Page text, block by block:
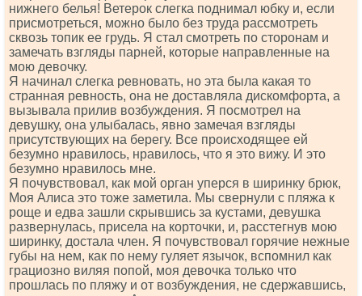
нижнего белья! Ветерок слегка поднимал юбку и, если
присмотреться, можно было без труда рассмотреть
сквозь топик ее грудь. Я стал смотреть по сторонам и
замечать взгляды парней, которые направленные на
мою девочку.
Я начинал слегка ревновать, но эта была какая то
странная ревность, она не доставляла дискомфорта, а
вызывала прилив возбуждения. Я посмотрел на
девушку, она улыбалась, явно замечая взгляды
присутствующих на берегу. Все происходящее ей
безумно нравилось, нравилось, что я это вижу. И это
безумно нравилось мне.
Я почувствовал, как мой орган уперся в ширинку брюк,
Моя Алиса это тоже заметила. Мы свернули с пляжа к
роще и едва зашли скрывшись за кустами, девушка
развернулась, присела на корточки, и, расстегнув мою
ширинку, достала член. Я почувствовал горячие нежные
губы на нем, как по нему гуляет язычок, вспомнил как
грациозно виляя попой, моя девочка только что
прошлась по пляжу и от возбуждения, не сдержавшись,